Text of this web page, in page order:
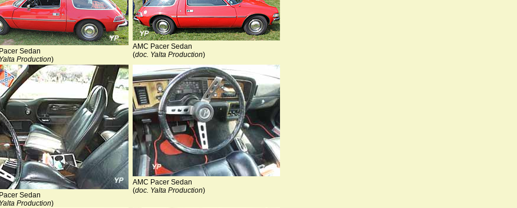
Sedan
Production)
AMC Pacer Sedan
(doc. Yalta Production)
Sedan
Production)
AMC Pacer Sedan
(doc. Yalta Production)